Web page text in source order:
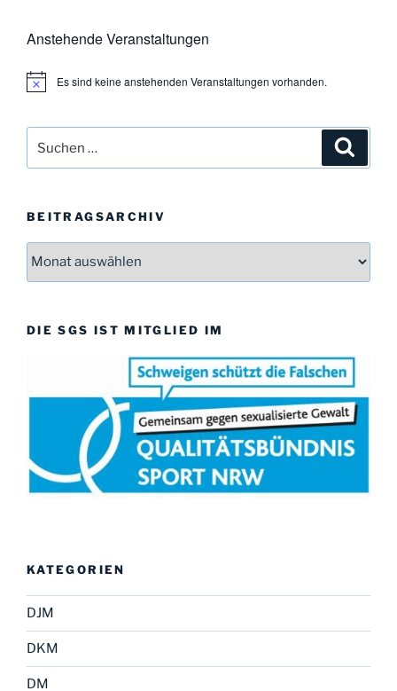
Anstehende Veranstaltungen
H
w
s
Es sind keine anstehenden Veranstaltungen vorhanden.
nach:
BEITRAGSARCHIV
Beitragsarchiv
DIE SGS IST MITGLIED IM
KATEGORIEN
DJM
DKM
DM